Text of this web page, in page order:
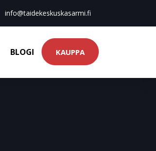
info@taidekeskuskasarmi.fi
BLOGI KAUPPA